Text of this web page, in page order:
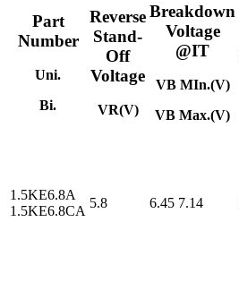
Part
Number
Uni.
Bi.
Reverse
Stand-
Off
Voltage
VR(V)
Breakdown
Voltage
@IT
VB MIn.(V)
VB Max.(V)
1.5KE6.8A
1.5KE6.8CA
5.8 6.45 7.14